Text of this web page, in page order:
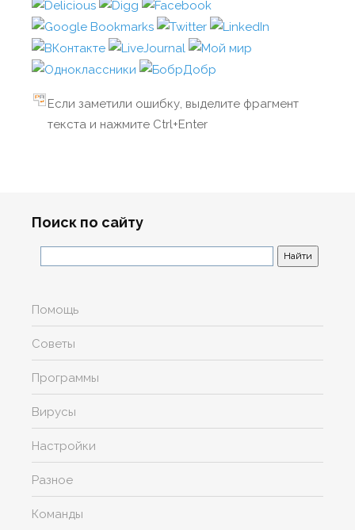
Если заметили ошибку, выделите фрагмент
текста и нажмите Ctrl+Enter
Поиск по сайту
Помощь
Советы
Программы
Вирусы
Настройки
Разное
Команды